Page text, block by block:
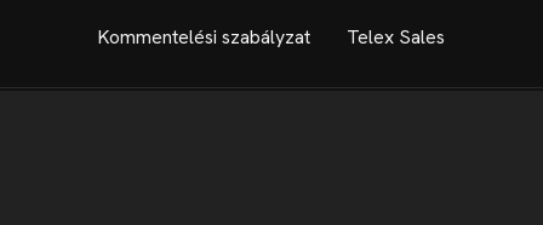
Kommentelési szabályzat Telex Sales